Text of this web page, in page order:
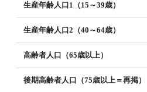
生産年齢人口1（15～39歳）
生産年齢人口2（40～64歳）
高齢者人口（65歳以上）
後期高齢者人口（75歳以上＝再掲）